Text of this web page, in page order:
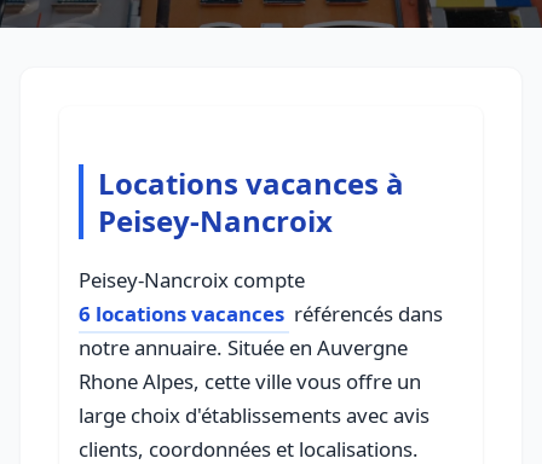
Locations vacances à
Peisey-Nancroix
Peisey-Nancroix compte
6 locations vacances référencés dans
notre annuaire. Située en Auvergne
Rhone Alpes, cette ville vous offre un
large choix d'établissements avec avis
clients, coordonnées et localisations.